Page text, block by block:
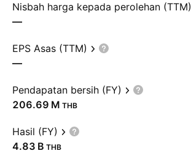
Nisbah harga kepada perolehan (TTM)
—
EPS Asas (TTM)
—
Pendapatan bersih (FY)
‪206.69 M‬ THB
Hasil (FY)
‪4.83 B‬ THB